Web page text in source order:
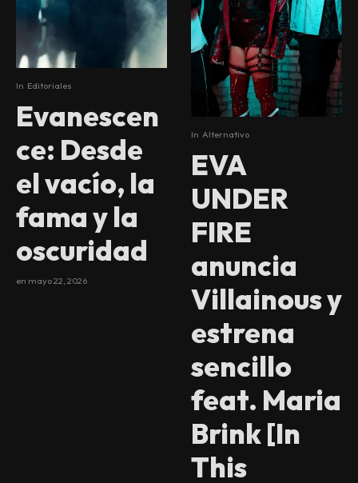
In Editoriales
Evanescen
ce: Desde
el vacío, la
fama y la
oscuridad
en mayo 22, 2026
In Alternativo
EVA
UNDER
FIRE
anuncia
Villainous y
estrena
sencillo
feat. Maria
Brink [In
This